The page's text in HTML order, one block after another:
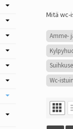
Mitä wc-
Amme-
Wc-